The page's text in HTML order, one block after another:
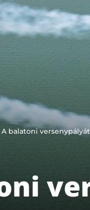
A balatoni